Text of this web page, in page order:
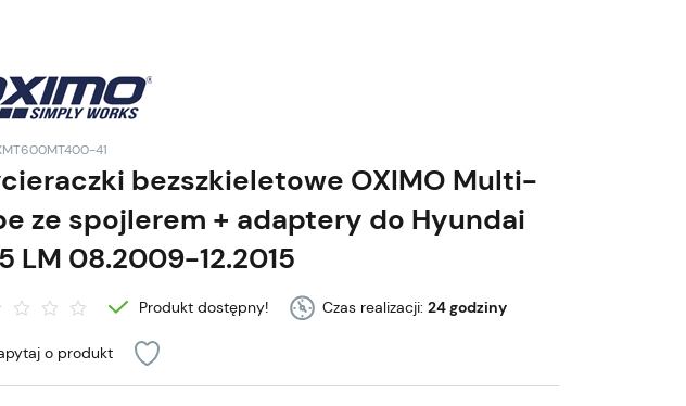
41
bezszkieletowe OXIMO Multi-
ze spojlerem + adaptery do Hyundai
LM 08.2009-12.2015
Produkt dostępny! Czas realizacji: 24 godziny
o produkt